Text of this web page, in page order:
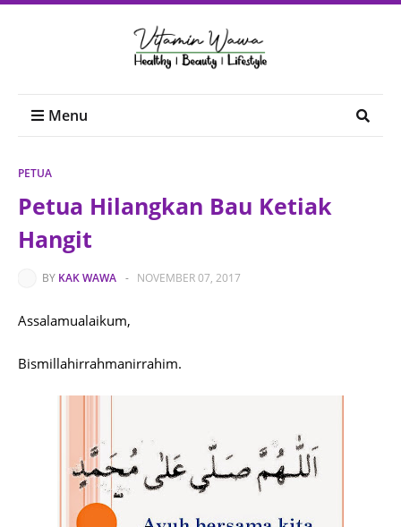
Menu
PETUA
Petua Hilangkan Bau Ketiak
Hangit
BY KAK WAWA - NOVEMBER 07, 2017
Assalamualaikum,
Bismillahirrahmanirrahim.